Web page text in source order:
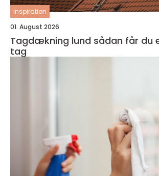
inspiration
01. August 2026
Tagdækning lund sådan får du et holdbart
tag